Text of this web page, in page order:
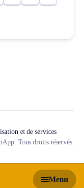
Menu
et de services
Tous droits réservés.